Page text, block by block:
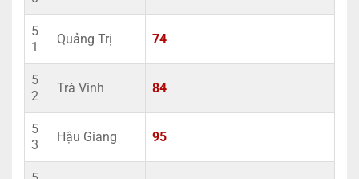
5
1
Quảng Trị 74
5
2
Trà Vinh 84
5
3
Hậu Giang 95